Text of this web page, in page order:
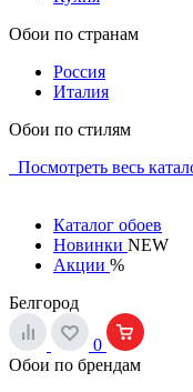
Обои по странам
Россия
Италия
Обои по стилям
Посмотреть весь
Каталог обоев
Новинки NEW
Акции %
Белгород
0
Обои по брендам